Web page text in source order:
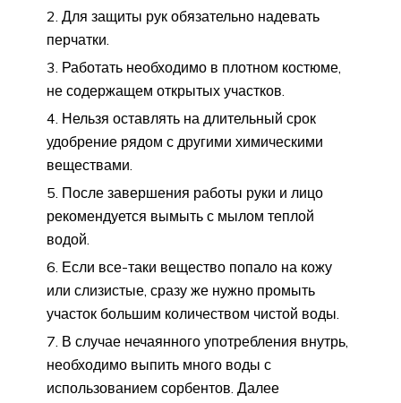
Для защиты рук обязательно надевать
перчатки.
Работать необходимо в плотном костюме,
не содержащем открытых участков.
Нельзя оставлять на длительный срок
удобрение рядом с другими химическими
веществами.
После завершения работы руки и лицо
рекомендуется вымыть с мылом теплой
водой.
Если все-таки вещество попало на кожу
или слизистые, сразу же нужно промыть
участок большим количеством чистой воды.
В случае нечаянного употребления внутрь,
необходимо выпить много воды с
использованием сорбентов. Далее